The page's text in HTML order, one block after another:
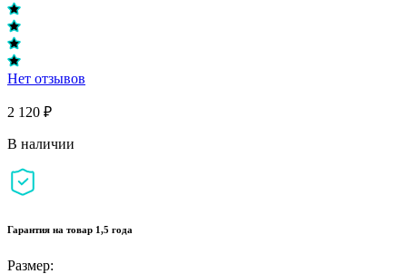
Нет отзывов
2 120 ₽
В наличии
Гарантия на товар 1,5 года
Размер: